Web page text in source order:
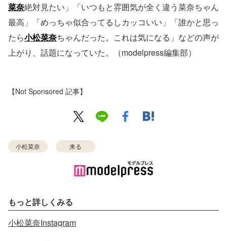
菜奈絶対見たい」「いつもと雰囲気が全く違う菜奈ちゃん
最高」「めっちゃ似合ってるしカッコいい」「誰かと思っ
たら小松菜奈ちゃんだった。これは気になる」などの声が
上がり、話題になっていた。（modelpress編集部）
【Not Sponsored 記事】
小松菜奈 来る
もっと詳しくみる
小松菜奈Instagram